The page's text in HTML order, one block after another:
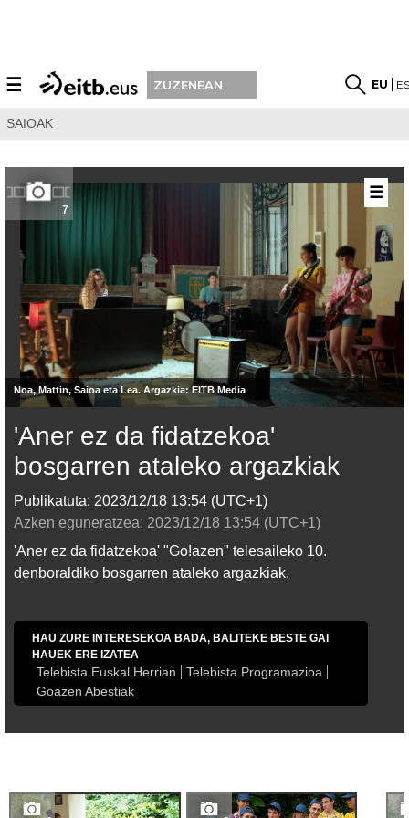
☰ ZUZENEAN EU
SAIOAK
7
Noa, Mattin, Saioa eta Lea. Argazkia: EITB Media
'Aner ez da fidatzekoa'
bosgarren ataleko argazkiak
Publikatuta: 2023/12/18 13:54 (UTC+1)
Azken eguneratzea: 2023/12/18 13:54 (UTC+1)
'Aner ez da fidatzekoa' "Go!azen" telesaileko 10.
denboraldiko bosgarren ataleko argazkiak.
HAU ZURE INTERESEKOA BADA, BALITEKE BESTE GAI
HAUEK ERE IZATEA
Telebista Euskal Herrian
Telebista Programazioa
Goazen Abestiak
☰